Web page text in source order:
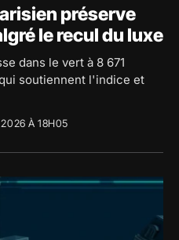
préserve
le recul du luxe
dans le vert à 8 671
soutiennent l'indice et
À 18H05